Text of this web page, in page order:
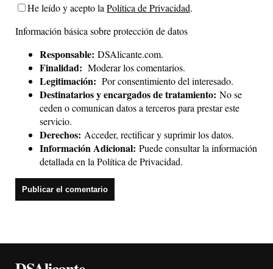
He leído y acepto la Política de Privacidad.
Información básica sobre protección de datos
Responsable: DSAlicante.com.
Finalidad: Moderar los comentarios.
Legitimación: Por consentimiento del interesado.
Destinatarios y encargados de tratamiento: No se
ceden o comunican datos a terceros para prestar este
servicio.
Derechos: Acceder, rectificar y suprimir los datos.
Información Adicional: Puede consultar la información
detallada en la Política de Privacidad.